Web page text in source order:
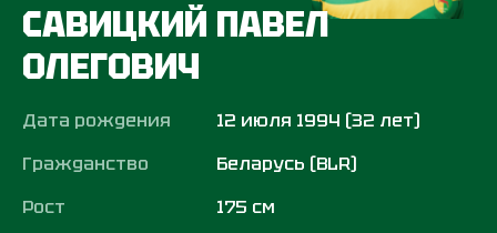
САВИЦКИЙ ПАВЕЛ
ОЛЕГОВИЧ
Дата рождения
12 июля 1994 (32 лет)
Гражданство
Беларусь (BLR)
Рост
175 см